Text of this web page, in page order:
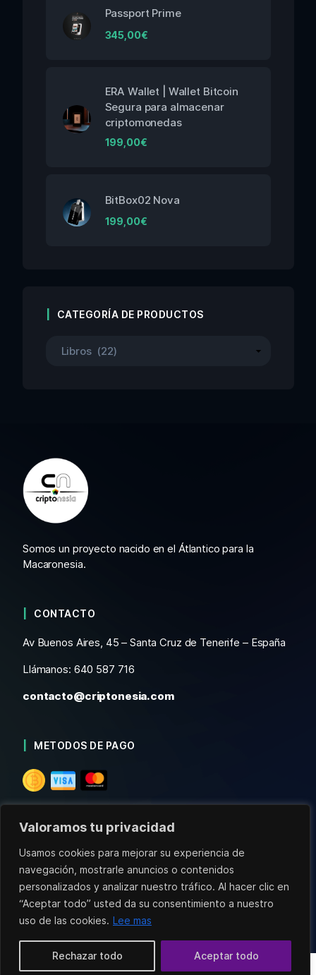
Valoramos tu privacidad
Usamos cookies para mejorar su experiencia de
navegación, mostrarle anuncios o contenidos
personalizados y analizar nuestro tráfico. Al hacer clic en
“Aceptar todo” usted da su consentimiento a nuestro
uso de las cookies. Lee mas
Rechazar todo Aceptar todo
Passport Prime
345,00€
ERA Wallet | Wallet Bitcoin
Segura para almacenar
criptomonedas
199,00€
BitBox02 Nova
199,00€
CATEGORÍA DE PRODUCTOS
Somos un proyecto nacido en el Átlantico para la
Macaronesia.
CONTACTO
Av Buenos Aires, 45 – Santa Cruz de Tenerife – España
Llámanos: 640 587 716
contacto@criptonesia.com
METODOS DE PAGO
Copyright ©2026 Criptonesia Todos los derechos
reservados.
Aviso Legal
Condiciones de Venta
Política de Privacidad